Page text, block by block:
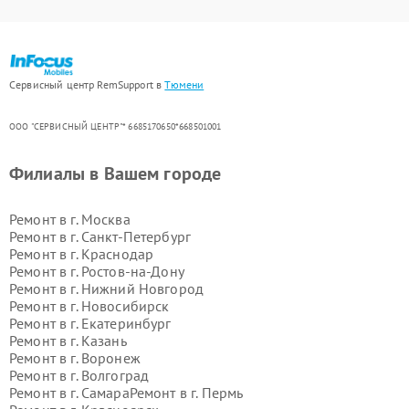
Сервисный центр RemSupport вТюмени
ООО "СЕРВИСНЫЙ ЦЕНТР"* 6685170650*668501001
Филиалы в Вашем городе
Ремонт в г. Москва
Ремонт в г. Санкт-Петербург
Ремонт в г. Краснодар
Ремонт в г. Ростов-на-Дону
Ремонт в г. Нижний Новгород
Ремонт в г. Новосибирск
Ремонт в г. Екатеринбург
Ремонт в г. Казань
Ремонт в г. Воронеж
Ремонт в г. Волгоград
Ремонт в г. СамараРемонт в г. Пермь